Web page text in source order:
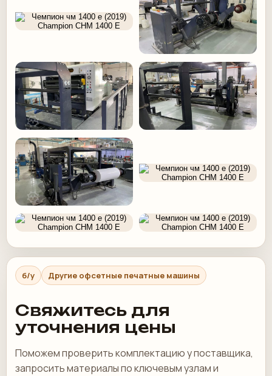
б/у Другие офсетные печатные машины
Свяжитесь для
уточнения цены
Поможем проверить комплектацию у поставщика,
запросить материалы по ключевым узлам и